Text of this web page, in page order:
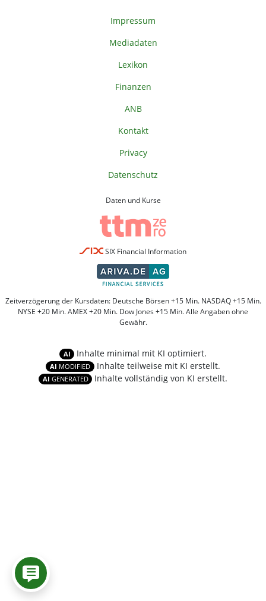
Impressum
Mediadaten
Lexikon
Finanzen
ANB
Kontakt
Privacy
Datenschutz
Daten und Kurse
SIX Financial Information
Zeitverzögerung der Kursdaten: Deutsche Börsen +15 Min. NASDAQ +15 Min.
NYSE +20 Min. AMEX +20 Min. Dow Jones +15 Min. Alle Angaben ohne
Gewähr.
AI Inhalte minimal mit KI optimiert.
AI MODIFIED Inhalte teilweise mit KI erstellt.
AI GENERATED Inhalte vollständig von KI erstellt.